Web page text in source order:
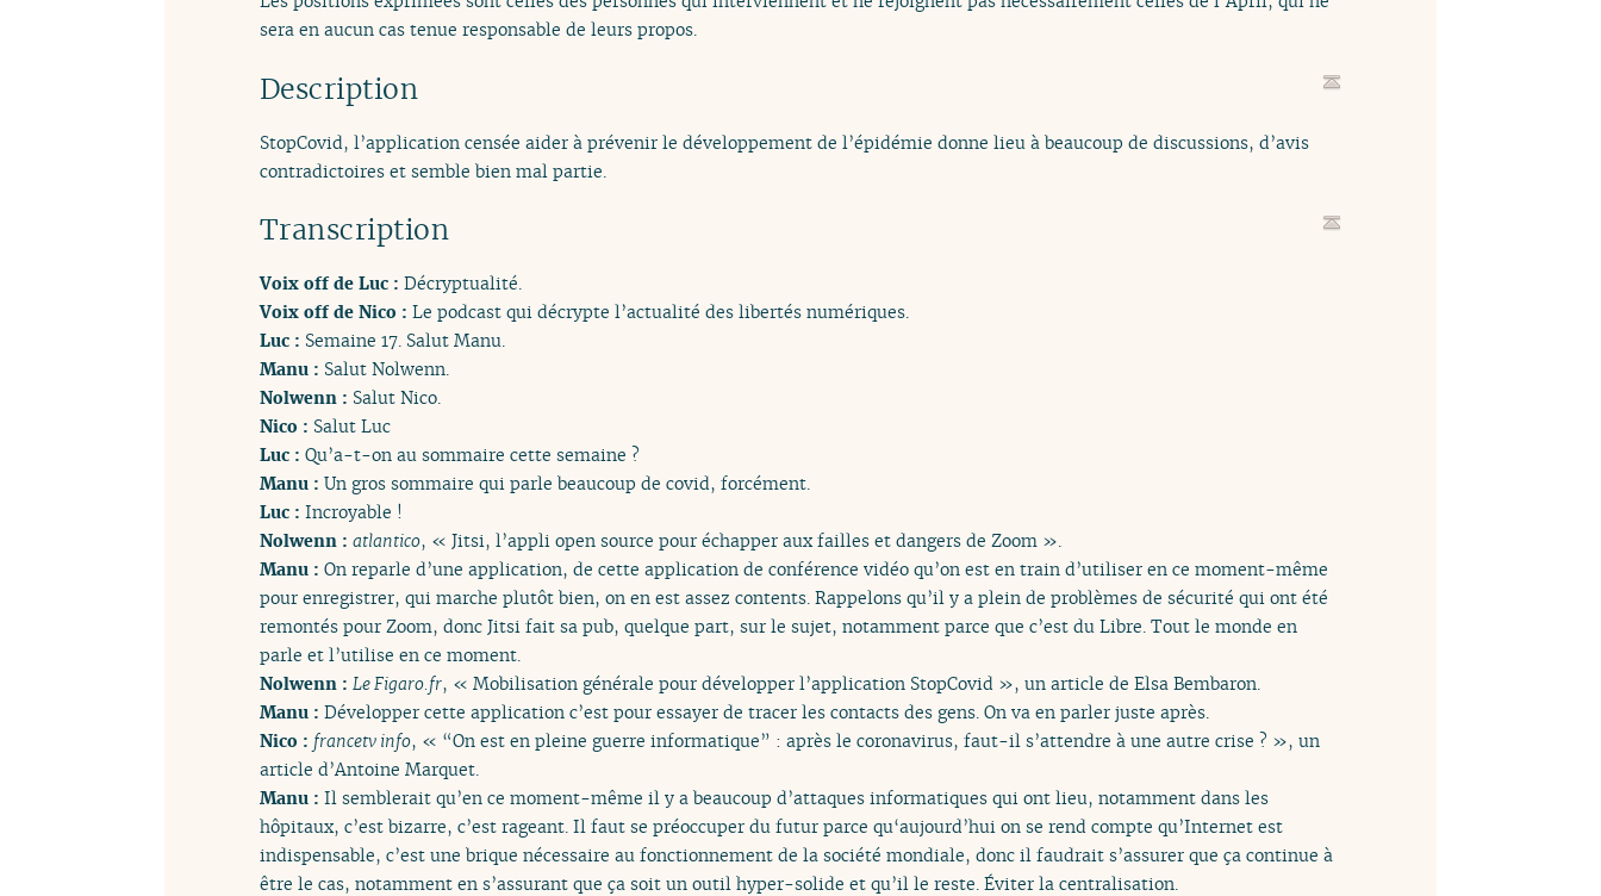
sera en aucun cas tenue responsable de leurs propos.
Description
StopCovid, l’application censée aider à prévenir le développement de l’épidémie donne lieu à beaucoup de discussions, d’avis
contradictoires et semble bien mal partie.
Transcription
Voix off de Luc : Décryptualité.
Voix off de Nico : Le podcast qui décrypte l’actualité des libertés numériques.
Luc : Semaine 17. Salut Manu.
Manu : Salut Nolwenn.
Nolwenn : Salut Nico.
Nico : Salut Luc
Luc : Qu’a-t-on au sommaire cette semaine ?
Manu : Un gros sommaire qui parle beaucoup de covid, forcément.
Luc : Incroyable !
Nolwenn : atlantico, « Jitsi, l’appli open source pour échapper aux failles et dangers de Zoom ».
Manu : On reparle d’une application, de cette application de conférence vidéo qu’on est en train d’utiliser en ce moment-même
pour enregistrer, qui marche plutôt bien, on en est assez contents. Rappelons qu’il y a plein de problèmes de sécurité qui ont été
remontés pour Zoom, donc Jitsi fait sa pub, quelque part, sur le sujet, notamment parce que c’est du Libre. Tout le monde en
parle et l’utilise en ce moment.
Nolwenn : Le Figaro.fr, « Mobilisation générale pour développer l’application StopCovid », un article de Elsa Bembaron.
Manu : Développer cette application c’est pour essayer de tracer les contacts des gens. On va en parler juste après.
Nico : francetv info, « “On est en pleine guerre informatique” : après le coronavirus, faut-il s’attendre à une autre crise ? », un
article d’Antoine Marquet.
Manu : Il semblerait qu’en ce moment-même il y a beaucoup d’attaques informatiques qui ont lieu, notamment dans les
hôpitaux, c’est bizarre, c’est rageant. Il faut se préoccuper du futur parce qu‘aujourd’hui on se rend compte qu’Internet est
indispensable, c’est une brique nécessaire au fonctionnement de la société mondiale, donc il faudrait s’assurer que ça continue à
être le cas, notamment en s’assurant que ça soit un outil hyper-solide et qu’il le reste. Éviter la centralisation.